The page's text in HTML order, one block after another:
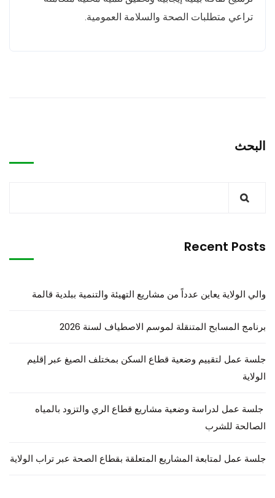
تراعي متطلبات الصحة والسلامة العمومية.
البحث
Recent Posts
والي الولاية يعاين عدداً من مشاريع التهيئة والتنمية ببلدية قالمة
برنامج المسابح المتنقلة لموسم الاصطياف لسنة 2026
جلسة عمل لتقييم وضعية قطاع السكن بمختلف الصيغ عبر إقليم
الولاية
جلسة عمل لدراسة وضعية مشاريع قطاع الري والتزود بالمياه
الصالحة للشرب
جلسة عمل لمتابعة المشاريع المتعلقة بقطاع الصحة عبر تراب الولاية